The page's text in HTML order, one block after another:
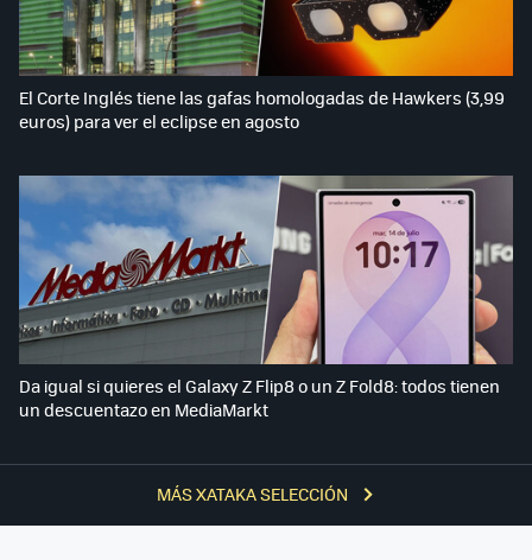
MÁS XATAKA SELECCIÓN
El Corte Inglés tiene las gafas homologadas de Hawkers (3,99
euros) para ver el eclipse en agosto
Da igual si quieres el Galaxy Z Flip8 o un Z Fold8: todos tienen
un descuentazo en MediaMarkt